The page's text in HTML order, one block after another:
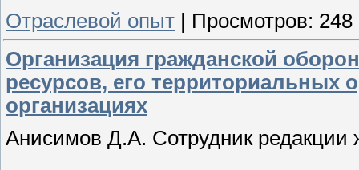
Отраслевой опыт
Просмотров: 248
Организация гражданской
ресурсов, его территориальных
организациях
Анисимов Д.А. Сотрудник редакции